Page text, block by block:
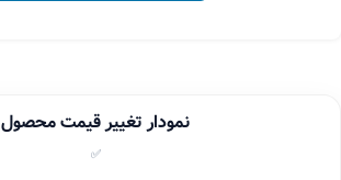
نمودار تغییر قیمت محصول
✅